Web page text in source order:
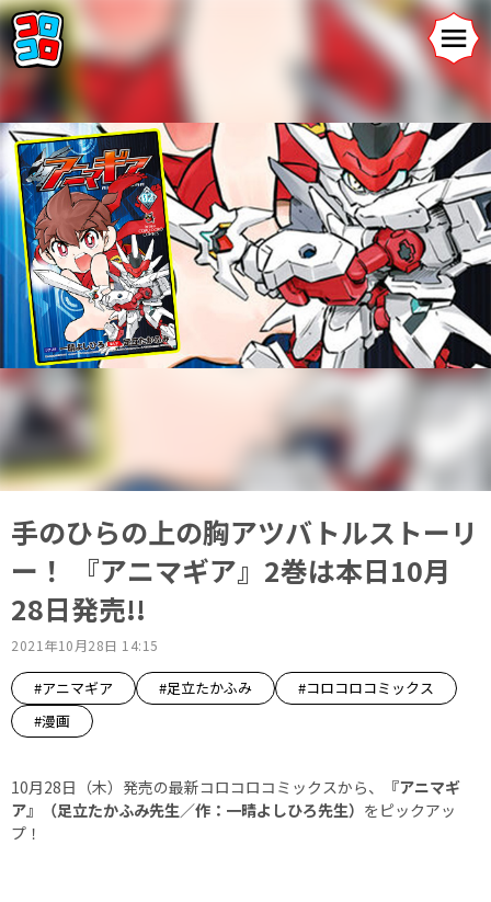
手のひらの上の胸アツバトルストーリ
ー！ 『アニマギア』2巻は本日10月
28日発売!!
2021年10月28日 14:15
#アニマギア #足立たかふみ
#コロコロコミックス
#漫画
10月28日（木）発売の最新コロコロコミックスから、
『アニマギ
ア』（足立たかふみ先生／作：一晴よしひろ先生） をピックアッ
プ！